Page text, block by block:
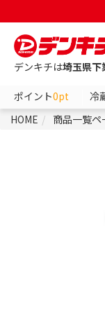
デンキチは埼玉県下
ポイント0pt 冷
HOME
商品一覧ペ